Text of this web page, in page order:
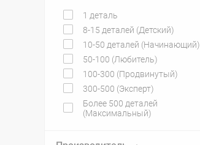
1 деталь
8-15 деталей (Детский)
10-50 деталей (Начинающий)
50-100 (Любитель)
100-300 (Продвинутый)
300-500 (Эксперт)
Более 500 деталей
(Максимальный)